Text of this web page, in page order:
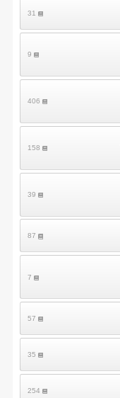
31
9
406
158
39
87
7
57
35
254